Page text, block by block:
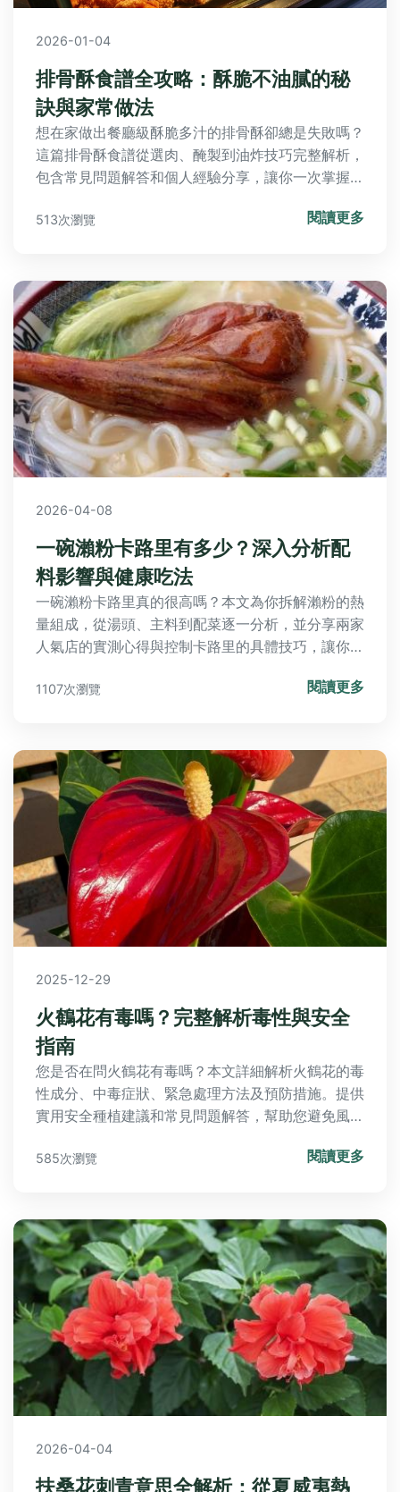
2026-01-04
排骨酥食譜全攻略：酥脆不油膩的秘
訣與家常做法
想在家做出餐廳級酥脆多汁的排骨酥卻總是失敗嗎？
這篇排骨酥食譜從選肉、醃製到油炸技巧完整解析，
包含常見問題解答和個人經驗分享，讓你一次掌握黃
513次瀏覽 閱讀更多
2026-04-08
一碗瀨粉卡路里有多少？深入分析配
料影響與健康吃法
一碗瀨粉卡路里真的很高嗎？本文為你拆解瀨粉的熱
量組成，從湯頭、主料到配菜逐一分析，並分享兩家
人氣店的實測心得與控制卡路里的具體技巧，讓你在
1107次瀏覽 閱讀更多
2025-12-29
火鶴花有毒嗎？完整解析毒性與安全
指南
您是否在問火鶴花有毒嗎？本文詳細解析火鶴花的毒
性成分、中毒症狀、緊急處理方法及預防措施。提供
實用安全種植建議和常見問題解答，幫助您避免風
585次瀏覽 閱讀更多
2026-04-04
扶桑花刺青意思全解析：從夏威夷熱